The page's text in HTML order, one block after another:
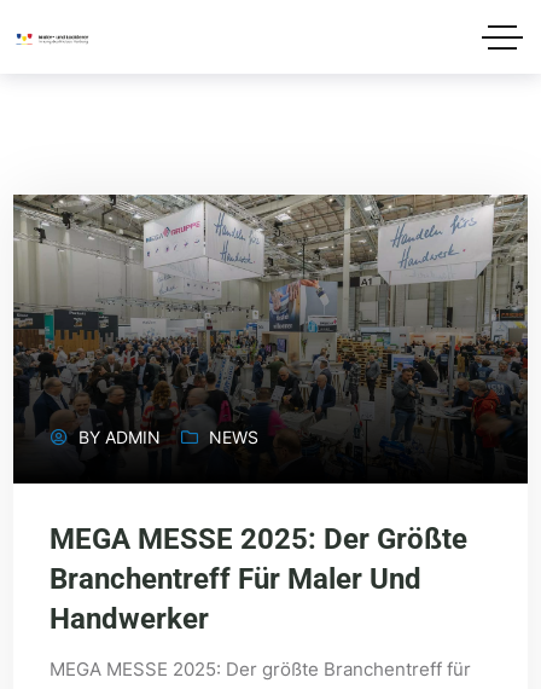
BYADMIN NEWS
MEGA MESSE 2025: Der Größte
Branchentreff Für Maler Und
Handwerker
MEGA MESSE 2025: Der größte Branchentreff für